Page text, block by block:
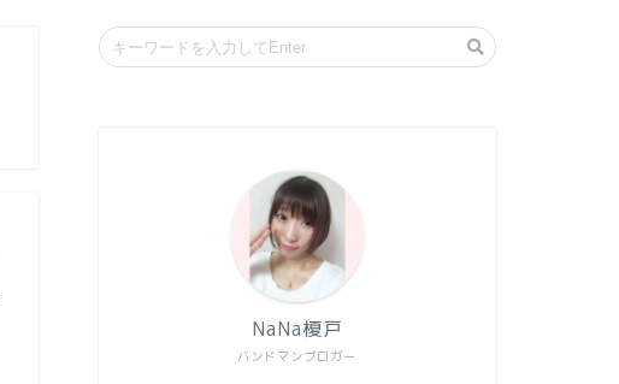
バンドマンブロガー
NaNa榎戸